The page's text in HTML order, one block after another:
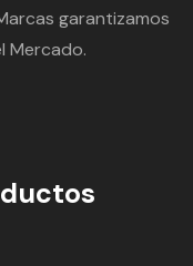
garantizamos
Mercado.